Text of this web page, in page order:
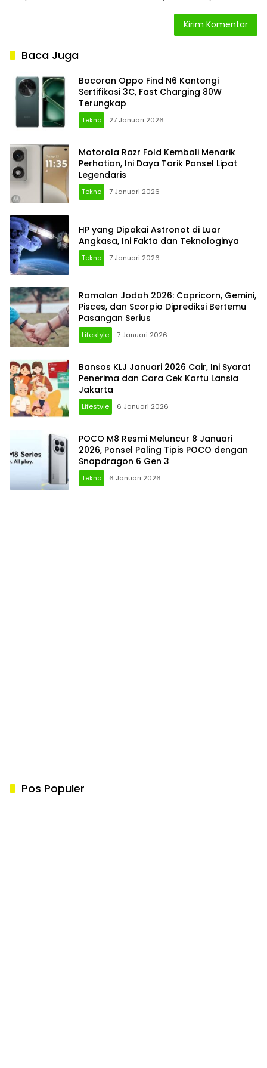
Baca Juga
Bocoran Oppo Find N6 Kantongi
Sertifikasi 3C, Fast Charging 80W
Terungkap
Tekno 27 Januari 2026
Motorola Razr Fold Kembali Menarik
Perhatian, Ini Daya Tarik Ponsel Lipat
Legendaris
Tekno 7 Januari 2026
HP yang Dipakai Astronot di Luar
Angkasa, Ini Fakta dan Teknologinya
Tekno 7 Januari 2026
Ramalan Jodoh 2026: Capricorn, Gemini,
Pisces, dan Scorpio Diprediksi Bertemu
Pasangan Serius
Lifestyle 7 Januari 2026
Bansos KLJ Januari 2026 Cair, Ini Syarat
Penerima dan Cara Cek Kartu Lansia
Jakarta
Lifestyle 6 Januari 2026
POCO M8 Resmi Meluncur 8 Januari
2026, Ponsel Paling Tipis POCO dengan
Snapdragon 6 Gen 3
Tekno 6 Januari 2026
Pos Populer